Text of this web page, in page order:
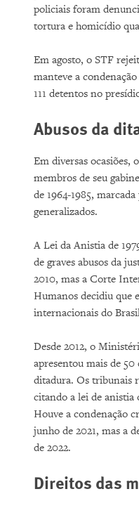
policiais foram
tortura e homicídio
Em agosto, o STF
manteve a
111 detentos no
Abusos da
Em diversas ocasiões,
membros de seu
de 1964-1985,
generalizados.
A Lei da Anistia de
de graves abusos da
2010, mas a Corte
Humanos decidiu que
internacionais do
Desde 2012, o
apresentou mais de
ditadura. Os tribunais
citando a lei de anistia
Houve a condenação
junho de 2021, mas a
de 2022.
Direitos das